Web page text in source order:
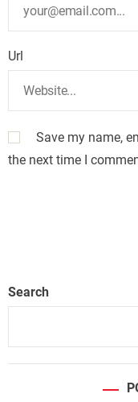
Url
Save my name,
the next time I
Search